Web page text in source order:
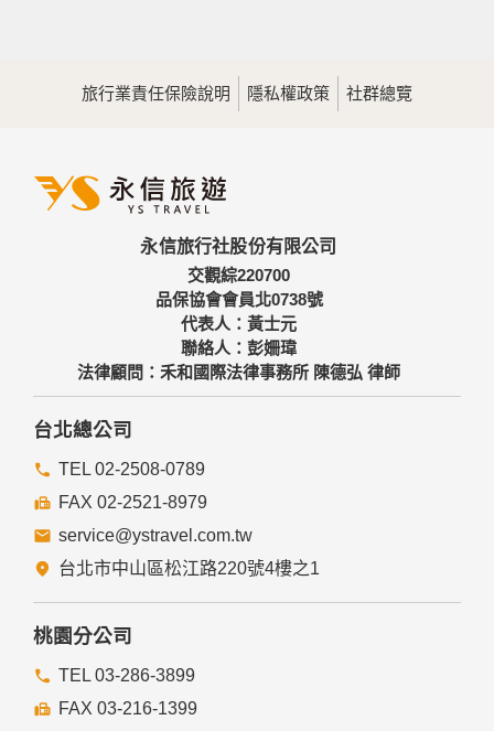
旅行業責任保險說明 隱私權政策 社群總覽
永信旅行社股份有限公司
交觀綜220700
品保協會會員北0738號
代表人：黃士元
聯絡人：彭姍瑋
法律顧問：禾和國際法律事務所 陳德弘 律師
台北總公司
TEL 02-2508-0789
FAX 02-2521-8979
service@ystravel.com.tw
台北市中山區松江路220號4樓之1
桃園分公司
TEL 03-286-3899
FAX 03-216-1399